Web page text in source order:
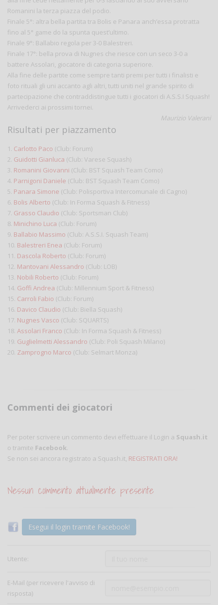
Romanini la terza piazza del podio.
Finale 5°: altra bella partita tra Bolis e Panara anch’essa protratta
fino al 5° game do la spunta quest’ultimo.
Finale 9°: Ballabio regola per 3-0 Balestreri.
Finale 17°: bella prova di Nugnes che riesce con un seco 3-0 a
battere Assolari, giocatore di categoria superiore.
Alla fine delle partite come sempre tanti premi per tutti i finalisti e
foto rituali gli uni accanto agli altri, tutti uniti nel grande spirito di
partecipazione che contraddistingue tutti i giocatori di A.S.S.I Squash!
Arrivederci ai prossimi tornei.
Maurizio Valerani
Risultati per piazzamento
1. Carlotto Paco (Club: Forum)
2. Guidotti Gianluca (Club: Varese Squash)
3. Romanini Giovanni (Club: BST Squash Team Como)
4. Parnigoni Daniele (Club: BST Squash Team Como)
5. Panara Simone (Club: Polisportiva Intercomunale di Cagno)
6. Bolis Alberto (Club: In Forma Squash & Fitness)
7. Grasso Claudio (Club: Sportsman Club)
8. Minichino Luca (Club: Forum)
9. Ballabio Massimo (Club: A.S.S.I. Squash Team)
10. Balestreri Enea (Club: Forum)
11. Dascola Roberto (Club: Forum)
12. Mantovani Alessandro (Club: LOB)
13. Nobili Roberto (Club: Forum)
14. Goffi Andrea (Club: Millennium Sport & Fitness)
15. Carroli Fabio (Club: Forum)
16. Davico Claudio (Club: Biella Squash)
17. Nugnes Vasco (Club: SQUARTS)
18. Assolari Franco (Club: In Forma Squash & Fitness)
19. Guglielmetti Alessandro (Club: Poli Squash Milano)
20. Zamprogno Marco (Club: Selmart Monza)
Commenti dei giocatori
Per poter scrivere un commento devi effettuare il Login a Squash.it
o tramite Facebook.
Se non sei ancora registrato a Squash.it, REGISTRATI ORA!
Nessun commento attualmente presente
Esegui il login tramite Facebook!
Utente:
E-Mail (per ricevere l'avviso di
risposta)